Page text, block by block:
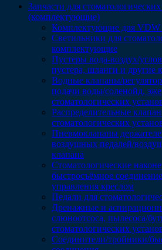
Запчасти для
(комплектующие)
Комплектующие для VDW
Светильники для
комплектующие
Пустеры вода-воздух/
пустера, шланги и другие
Водные клапаны/
подачи воды/соленойд,
стоматологических
Распределительные
стоматологических
Пневмоклапаны
воздушных педалей/
клапана
Стоматологические
быстросъёмное
управления креслом
Педали для
Дренажные и
слюноотсоса, пылесоса/
стоматологических
Соединители/тройники/